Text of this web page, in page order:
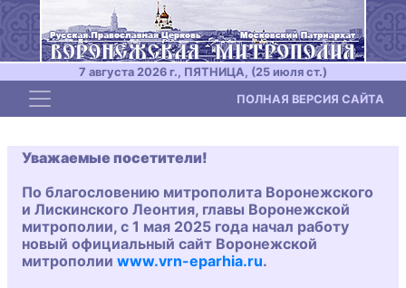
7 августа 2026 г., ПЯТНИЦА, (25 июля ст.)
Toggle navigation ПОЛНАЯ ВЕРСИЯ САЙТА
Уважаемые посетители!
По благословению митрополита Воронежского
и Лискинского Леонтия, главы Воронежской
митрополии, с 1 мая 2025 года начал работу
новый официальный сайт Воронежской
митрополии www.vrn-eparhia.ru.